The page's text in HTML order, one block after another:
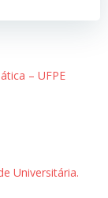
– UFPE
Universitária.